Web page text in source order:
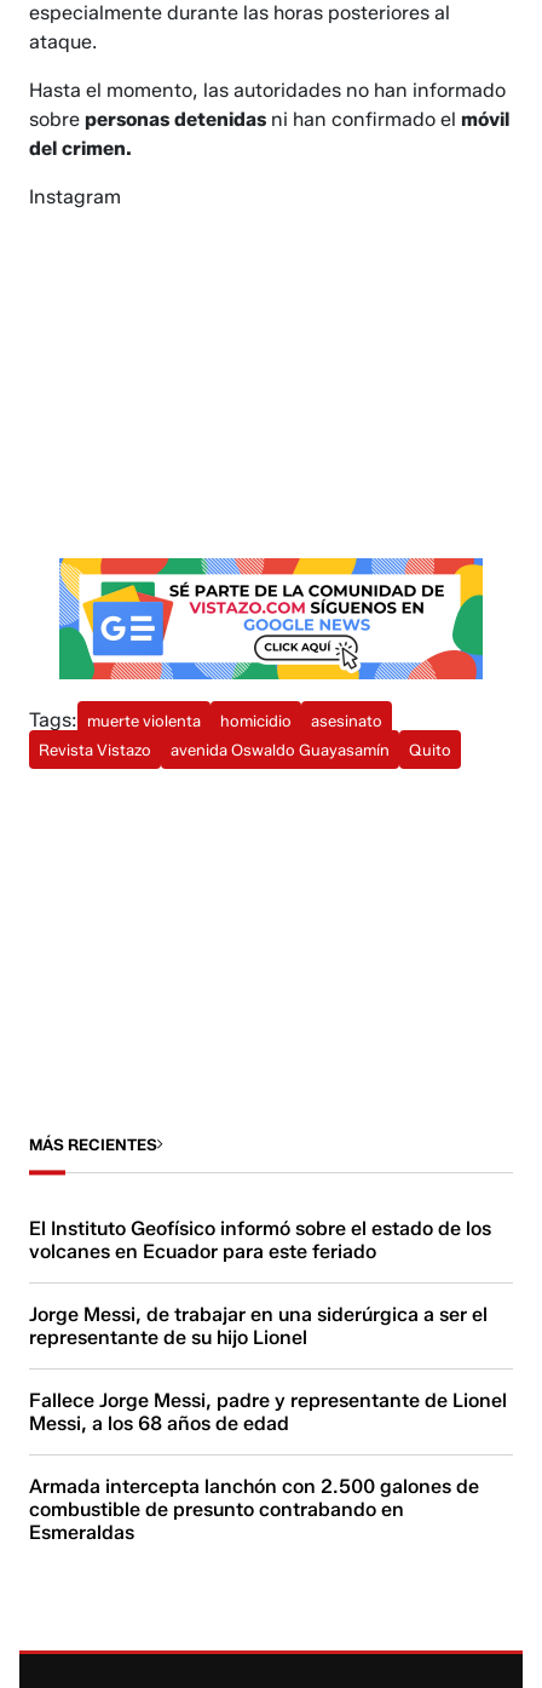
especialmente durante las horas posteriores al
ataque.
Hasta el momento, las autoridades no han informado
sobrepersonas detenidas ni han confirmado elmóvil
del crimen.
Instagram
Tags: muerte violenta homicidio
asesinato
Revista Vistazo
avenida Oswaldo Guayasamín Quito
MÁS RECIENTES
El Instituto Geofísico informó sobre el estado de los
volcanes en Ecuador para este feriado
Jorge Messi, de trabajar en una siderúrgica a ser el
representante de su hijo Lionel
Fallece Jorge Messi, padre y representante de Lionel
Messi, a los 68 años de edad
Armada intercepta lanchón con 2.500 galones de
combustible de presunto contrabando en
Esmeraldas